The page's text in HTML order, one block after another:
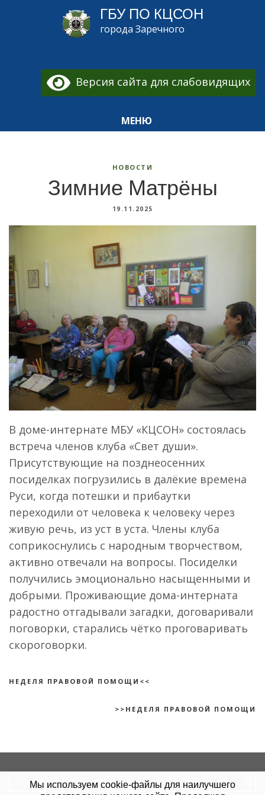
ГБУ ПО КЦСОН
города Заречного
Версия сайта для слабовидящих
МЕНЮ
НОВОСТИ
Зимние Матрёны
19.11.2025
В доме-интернате МБУ «КЦСОН» состоялась
встреча членов клуба «Свет души».
Присутствующие на позднеосенних
посиделках погрузились в далёкие времена
Руси, когда потешки и прибаутки
переходили от человека к человеку через
живую речь, из уст в уста. Члены клуба
соприкоснулись с народным творчеством,
активно отвечали на вопросы. Посиделки
получились эмоционально насыщенными и
добрыми. Проживающие дома-интерната
радостно отгадывали загадки, договаривали
поговорки, старались чётко проговаривать
скороговорки.
НЕДЕЛЯ ПРАВОВОЙ ПОМОЩИ<<
>>НЕДЕЛЯ ПРАВОВОЙ ПОМОЩИ
Search
Мы используем cookie-файлы для наилучшего